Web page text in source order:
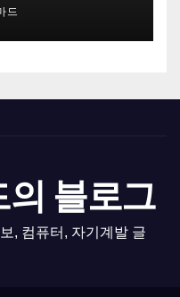
드
블로그
, 컴퓨터, 자기계발 글